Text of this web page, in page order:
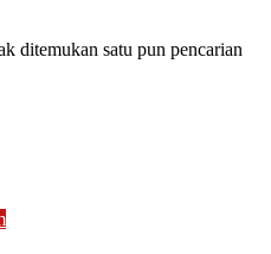
ditemukan satu pun pencarian